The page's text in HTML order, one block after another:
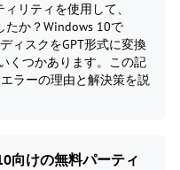
リティを使用して、
たか？Windows 10で
ィスクをGPT形式に変換
くつかあります。この記
ラーの理由と解決策を説
向けの無料パーティ